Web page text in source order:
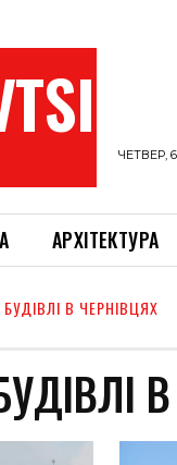
ЧЕТВЕР,
АРХІТЕКТУРА
БУДІВЛІ В ЧЕРНІВЦЯХ